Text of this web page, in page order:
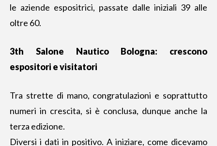
le aziende espositrici, passate dalle iniziali 39 alle
oltre 60.
3th Salone Nautico Bologna: crescono
espositori e visitatori
Tra strette di mano, congratulazioni e soprattutto
numeri in crescita, si è conclusa, dunque anche la
terza edizione.
Diversi i dati in positivo. A iniziare, come dicevamo